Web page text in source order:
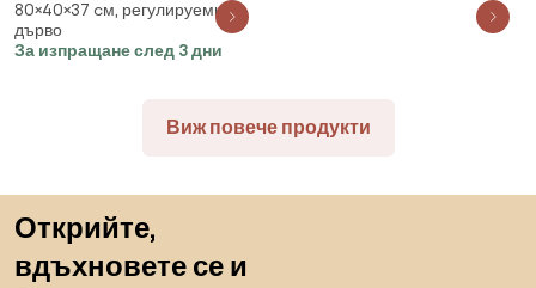
безопасна учебна кула с
регулируема височина pes
80×40×37 cм, регулируеми,
дърво
За изпращане след 3 дни
Виж повече продукти
Открийте,
вдъхновете се и